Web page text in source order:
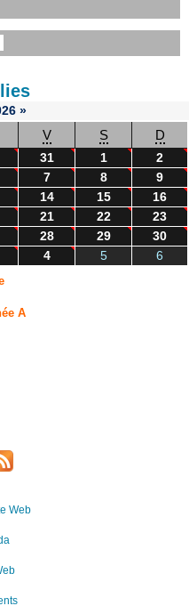
»
V S D
31 1
2
7 8
9
14 15
16
21 22
23
28 29
30
4 5 6
A
Web